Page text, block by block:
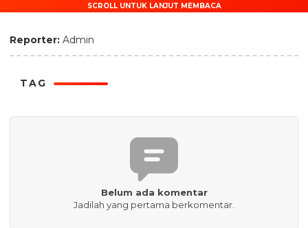
SCROLL UNTUK LANJUT MEMBACA
Reporter: Admin
TAG
Belum ada komentar
Jadilah yang pertama berkomentar.